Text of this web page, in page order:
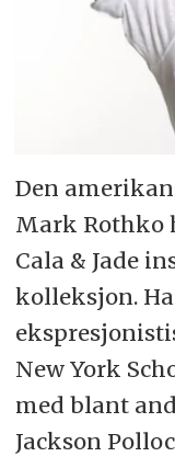
Den
Mark Rothko
Cala & Jade
kolleksjon.
New York
med blant
Jackson